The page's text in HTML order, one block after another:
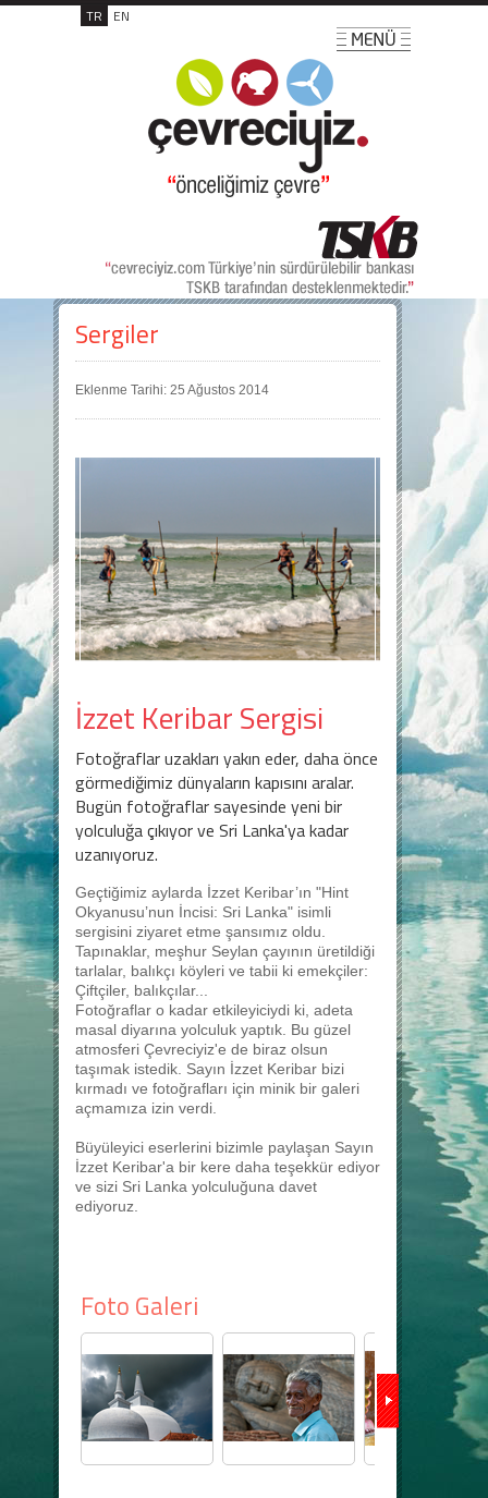
TR EN
Sergiler
Eklenme Tarihi: 25 Ağustos 2014
İzzet Keribar Sergisi
Fotoğraflar uzakları yakın eder, daha önce
görmediğimiz dünyaların kapısını aralar.
Bugün fotoğraflar sayesinde yeni bir
yolculuğa çıkıyor ve Sri Lanka'ya kadar
uzanıyoruz.
Geçtiğimiz aylarda İzzet Keribar’ın "Hint
Okyanusu’nun İncisi: Sri Lanka" isimli
sergisini ziyaret etme şansımız oldu.
Tapınaklar, meşhur Seylan çayının üretildiği
tarlalar, balıkçı köyleri ve tabii ki emekçiler:
Çiftçiler, balıkçılar...
Fotoğraflar o kadar etkileyiciydi ki, adeta
masal diyarına yolculuk yaptık. Bu güzel
atmosferi Çevreciyiz'e de biraz olsun
taşımak istedik. Sayın İzzet Keribar bizi
kırmadı ve fotoğrafları için minik bir galeri
açmamıza izin verdi.
Büyüleyici eserlerini bizimle paylaşan Sayın
İzzet Keribar'a bir kere daha teşekkür ediyor
ve sizi Sri Lanka yolculuğuna davet
ediyoruz.
Foto Galeri